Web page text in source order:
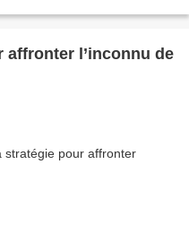
affronter l’inconnu de